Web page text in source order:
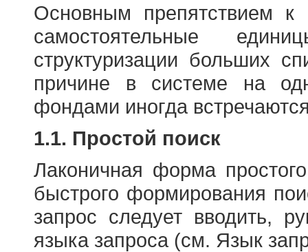
Основным препятствием
самостоятельные
структуризации больших
причине в системе на
фондами иногда
1.1. Простой поиск
Лаконичная форма
быстрого формирования
запрос следует вводить,
языка запроса (см. Язык